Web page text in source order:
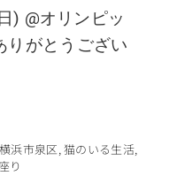
@オリンピッ
りがとうござい
横浜市泉区,猫のいる生活,
り